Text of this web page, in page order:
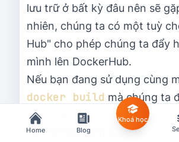
lưu trữ ở bất kỳ đâu nên sẽ
nhiên, chúng ta có một tuỳ
Hub" cho phép chúng ta đẩy
mình lên DockerHub.
Nếu bạn đang sử dụng cùng
docker build mà chúng ta
trước đó thì nó cũng sẽ
bạn sẽ cần lệnh build là
Home Blog
Khoá học